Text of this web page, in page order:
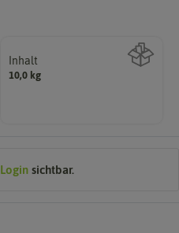
Inhalt
10,0 kgWie viel ist enthalten
Login sichtbar.